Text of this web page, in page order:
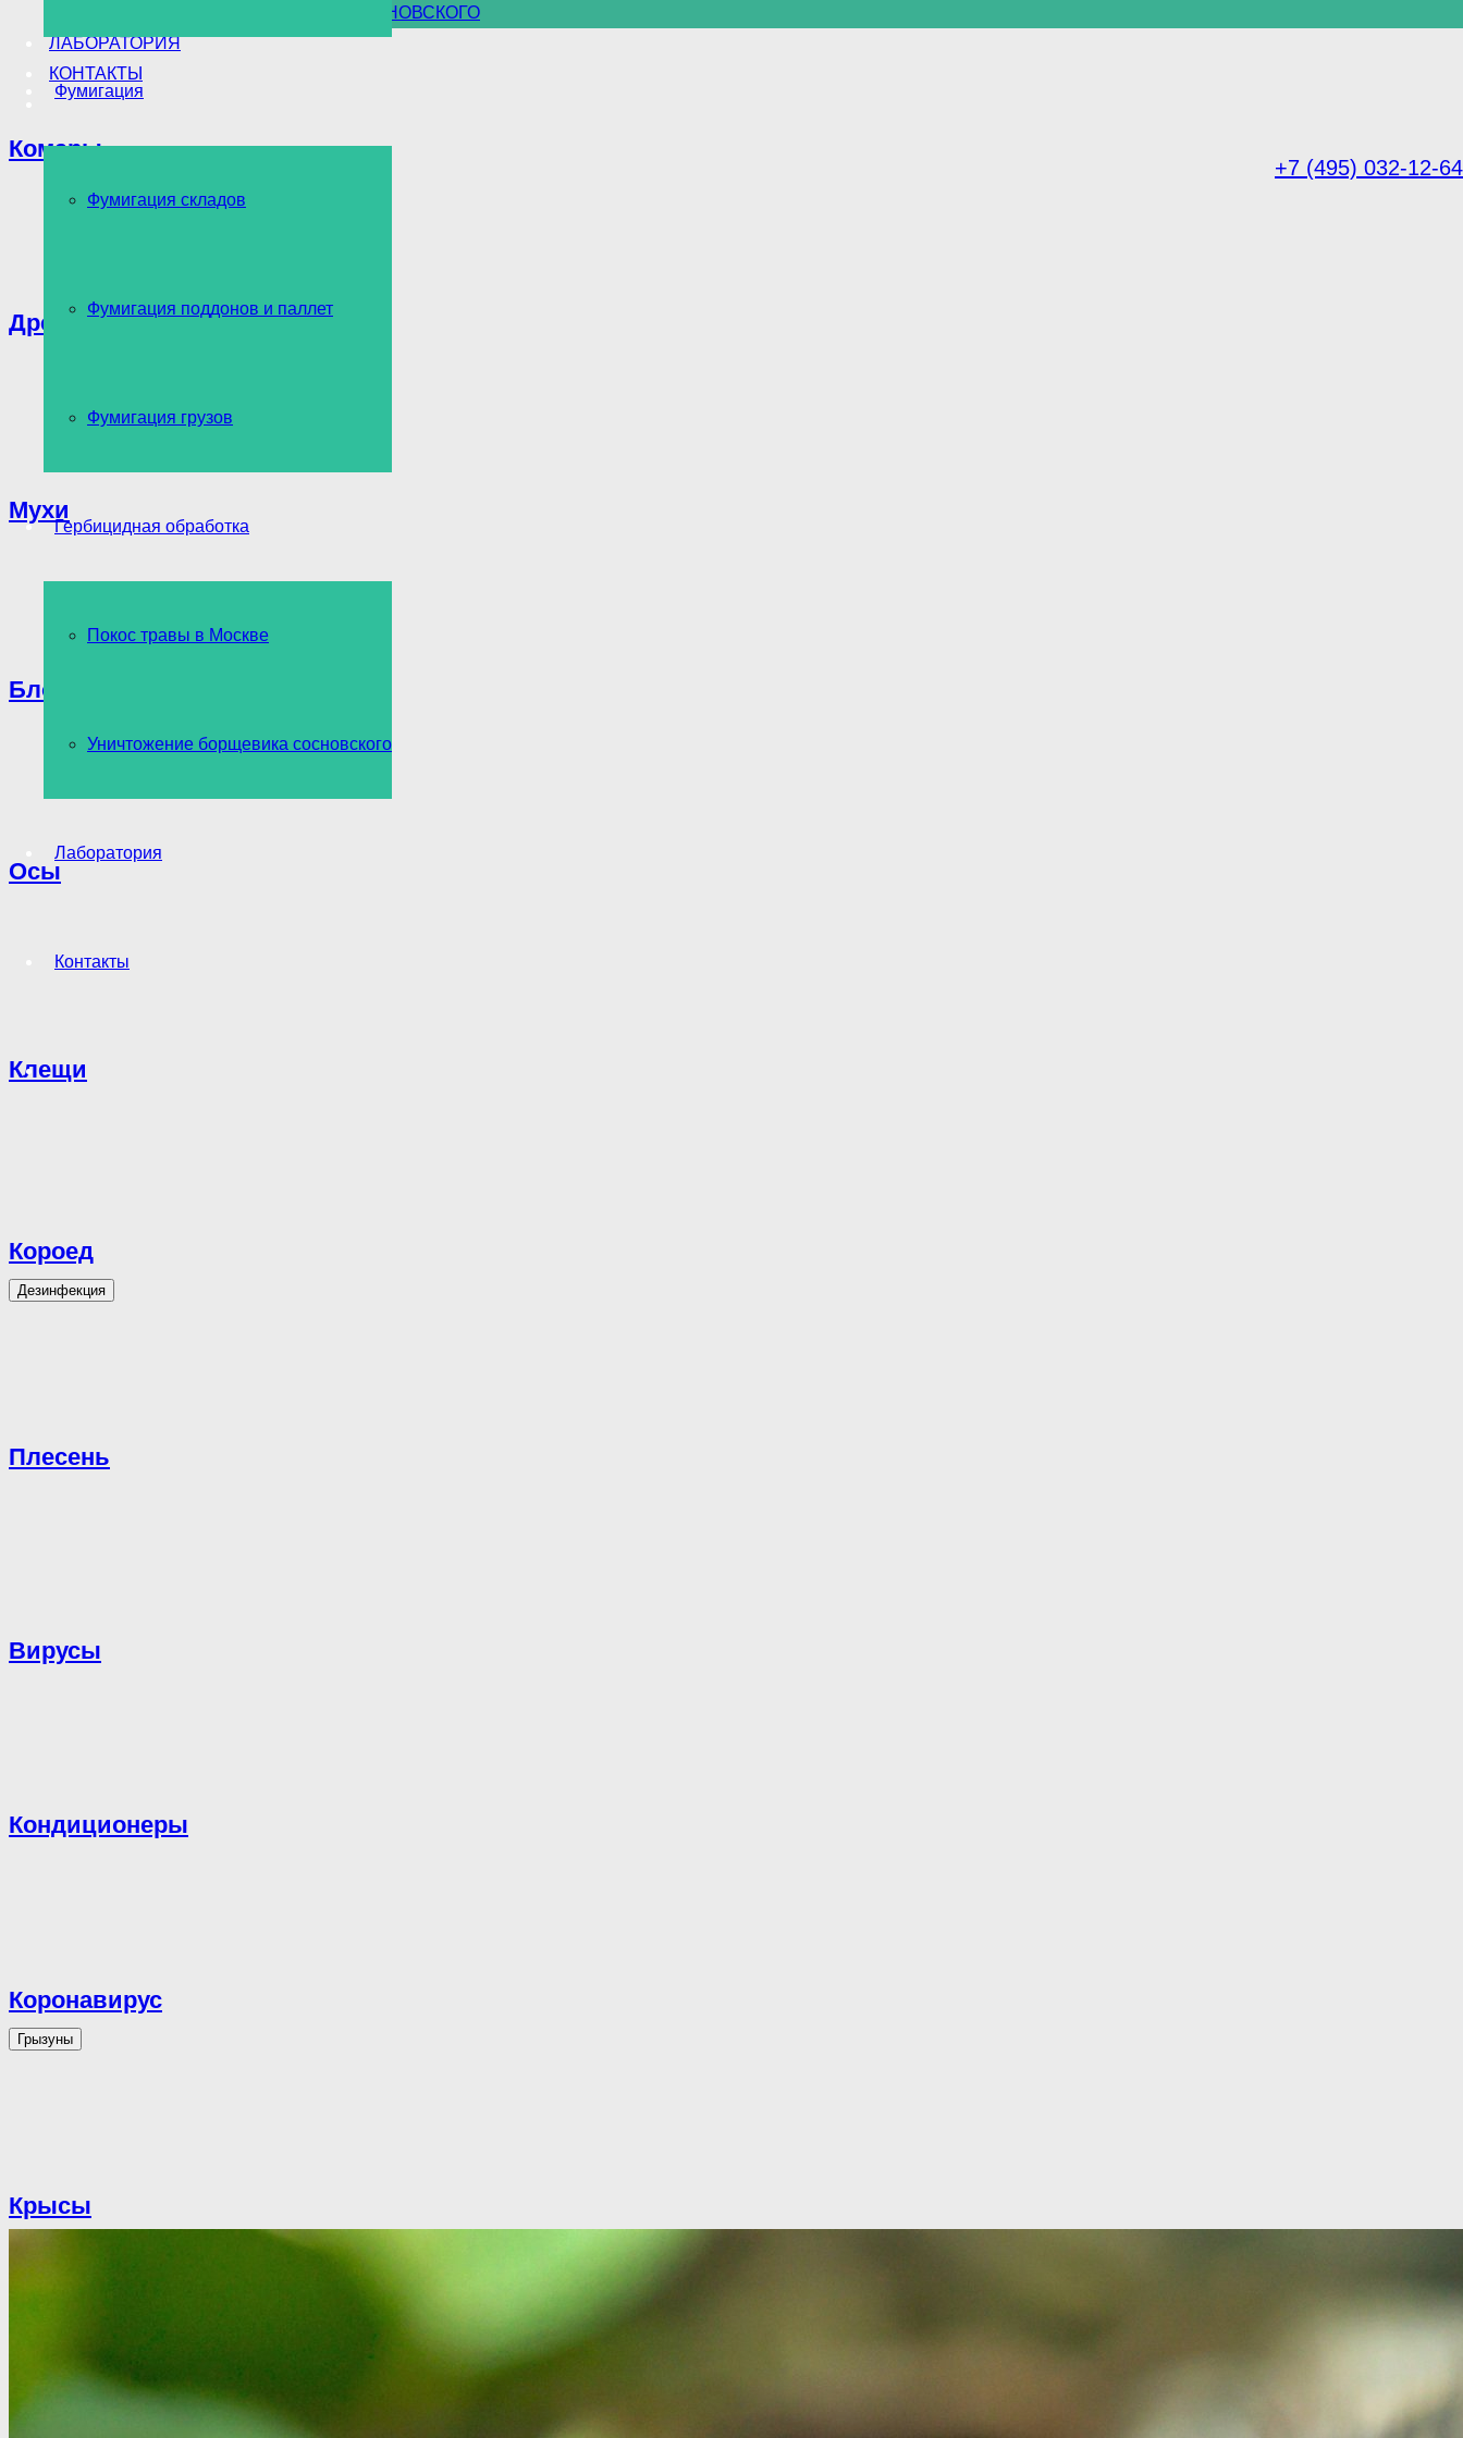
Фумигация
Фумигация складов
Фумигация поддонов и паллет
Фумигация грузов
Гербицидная обработка
Покос травы в Москве
Уничтожение борщевика сосновского
Лаборатория
Контакты
УНИЧТОЖЕНИЕ БОРЩЕВИКА СОСНОВСКОГО
ЛАБОРАТОРИЯ
КОНТАКТЫ
+7 (495) 032-12-64
Комары
Древоточец
Мухи
Блохи
Осы
Клещи
Короед
Дезинфекция
Плесень
Вирусы
Кондиционеры
Коронавирус
Грызуны
Крысы